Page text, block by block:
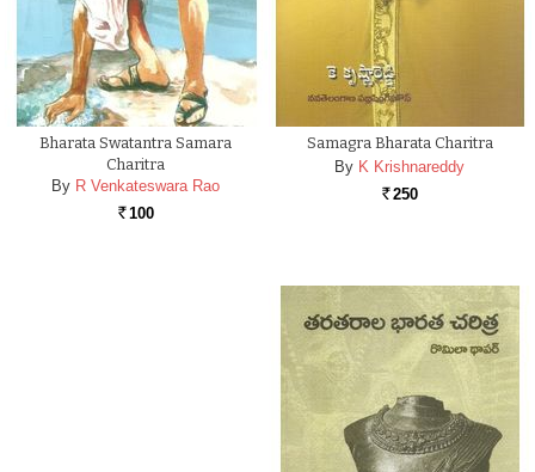
Bharata Swatantra Samara
Charitra
By R Venkateswara Rao
Rs. 100
Samagra Bharata Charitra
By K Krishnareddy
Rs. 250